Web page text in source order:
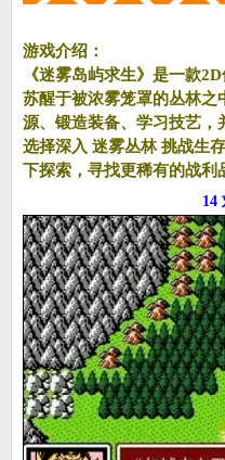
游戏介绍：
《迷雾岛屿求生》是一款
苏醒于被浓雾笼罩的丛林之
源、锻造装备、学习技艺，
选择深入 迷雾丛林 挑战生
下探索，寻找更稀有的战利
14